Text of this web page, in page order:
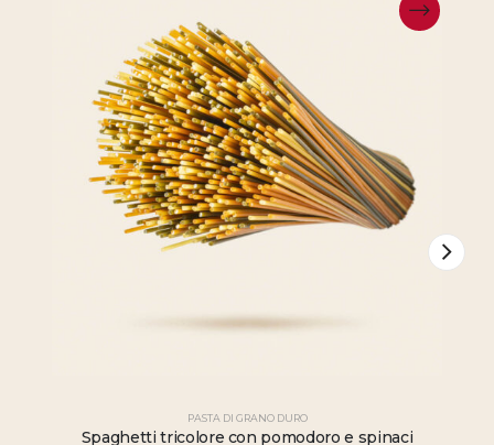
PASTA DI GRANO DURO
Spaghetti tricolore con pomodoro e spinaci